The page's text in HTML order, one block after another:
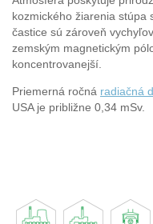
kozmického žiarenia stúpa
častice sú zároveň
zemským magnetickým
koncentrovanejší.
Priemerná ročná radiačná
USA je približne 0,34 mSv.